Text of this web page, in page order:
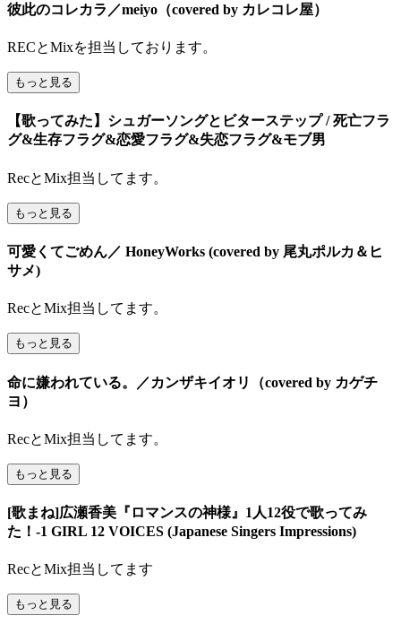
彼此のコレカラ／meiyo（covered by カレコレ屋）
RECとMixを担当しております。
もっと見る
【歌ってみた】シュガーソングとビターステップ / 死亡フラ
グ&生存フラグ&恋愛フラグ&失恋フラグ&モブ男
RecとMix担当してます。
もっと見る
可愛くてごめん／ HoneyWorks (covered by 尾丸ポルカ＆ヒ
サメ)
RecとMix担当してます。
もっと見る
命に嫌われている。／カンザキイオリ（covered by カゲチ
ヨ）
RecとMix担当してます。
もっと見る
[歌まね]広瀬香美『ロマンスの神様』1人12役で歌ってみ
た！-1 GIRL 12 VOICES (Japanese Singers Impressions)
RecとMix担当してます
もっと見る